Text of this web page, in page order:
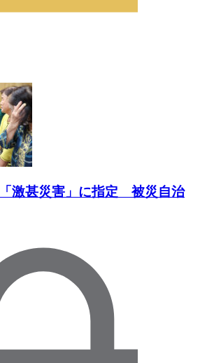
激甚災害」に指定 被災自治